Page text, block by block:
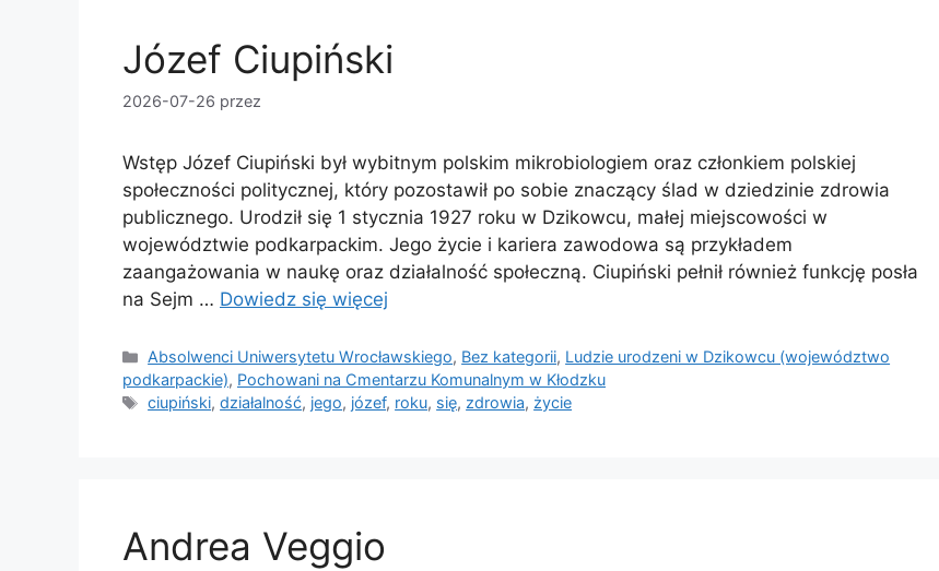
Józef Ciupiński
2026-07-26 przez
Wstęp Józef Ciupiński był wybitnym polskim mikrobiologiem oraz członkiem polskiej
społeczności politycznej, który pozostawił po sobie znaczący ślad w dziedzinie zdrowia
publicznego. Urodził się 1 stycznia 1927 roku w Dzikowcu, małej miejscowości w
województwie podkarpackim. Jego życie i kariera zawodowa są przykładem
zaangażowania w naukę oraz działalność społeczną. Ciupiński pełnił również funkcję posła
na Sejm … Dowiedz się więcej
Kategorie
Absolwenci Uniwersytetu Wrocławskiego, Bez kategorii, Ludzie urodzeni w Dzikowcu (województwo
podkarpackie), Pochowani na Cmentarzu Komunalnym w Kłodzku
Tagi
ciupiński,działalność, jego, józef, roku, się, zdrowia, życie
Andrea Veggio